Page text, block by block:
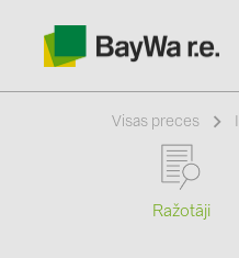
Visas preces
Ražotāji